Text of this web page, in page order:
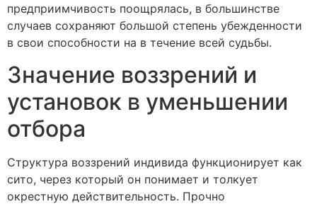
предприимчивость поощрялась, в большинстве
случаев сохраняют большой степень убежденности
в свои способности на в течение всей судьбы.
Значение воззрений и
установок в уменьшении
отбора
Структура воззрений индивида функционирует как
сито, через который он понимает и толкует
окрестную действительность. Прочно